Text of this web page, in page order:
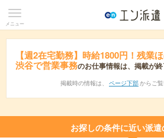
メニュー
【週2在宅勤務】時給1800円！残業
渋谷で営業事務のお仕事情報は、掲載が
掲載時の情報は、 ページ下部 からご覧
お探しの条件に近い派